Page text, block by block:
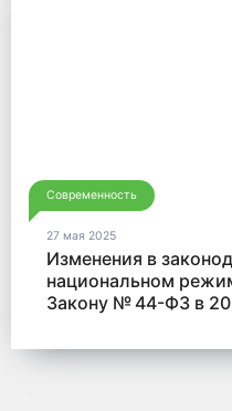
Современность
27 мая 2025
Изменения в
национальном
Закону № 44-ФЗ в